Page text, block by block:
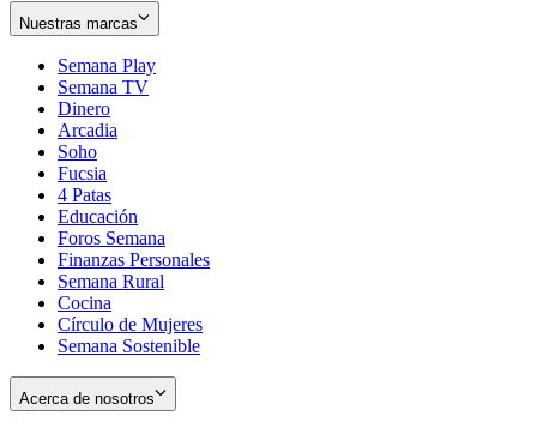
Nuestras marcas
Semana Play
Semana TV
Dinero
Arcadia
Soho
in
new
window
Fucsia
in
new
window
4 Patas
Educación
Foros Semana
Finanzas Personales
Semana Rural
Cocina
Círculo de Mujeres
Semana Sostenible
Acerca de nosotros